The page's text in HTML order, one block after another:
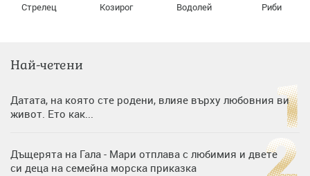
Стрелец Козирог Водолей Риби
Най-четени
Датата, на която сте родени, влияе върху любовния ви
живот. Ето как...
Дъщерята на Гала - Мари отплава с любимия и двете
си деца на семейна морска приказка